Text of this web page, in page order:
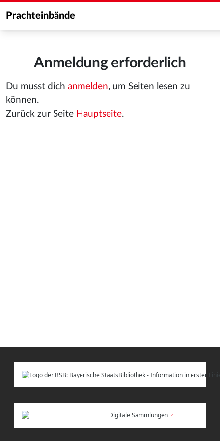
Prachteinbände
Anmeldung erforderlich
Du musst dich anmelden, um Seiten lesen zu
können.
Zurück zur Seite Hauptseite.
Digitale Sammlungen